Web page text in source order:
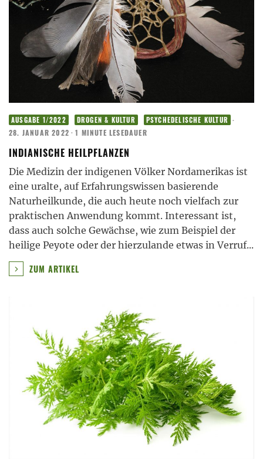
AUSGABE 1/2022 DROGEN & KULTUR PSYCHEDELISCHE KULTUR ·
28. JANUAR 2022 · 1 MINUTE LESEDAUER
INDIANISCHE HEILPFLANZEN
Die Medizin der indigenen Völker Nordamerikas ist
eine uralte, auf Erfahrungswissen basierende
Naturheilkunde, die auch heute noch vielfach zur
praktischen Anwendung kommt. Interessant ist,
dass auch solche Gewächse, wie zum Beispiel der
heilige Peyote oder der hierzulande etwas in Verruf...
ZUM ARTIKEL